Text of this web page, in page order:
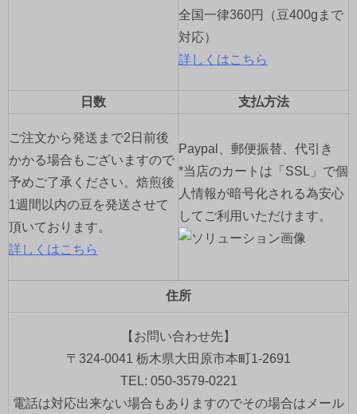
全国一律360円（豆400gまで
対応）
詳しくはこちら
日数 支払方法
ご注文から発送まで2日前後
かかる場合もございますので
予めご了承ください。焙煎後
1週間以内の豆を発送させて
頂いております。
詳しくはこちら
Paypal、郵便振替、代引き
*当店のカートは「SSL」で個
人情報が暗号化される為安心
してご利用いただけます。
住所
【お問い合わせ先】
〒324-0041 栃木県大田原市本町1-2691
TEL: 050-3579-0221
電話は対応出来ない場合もありますのでその場合はメール